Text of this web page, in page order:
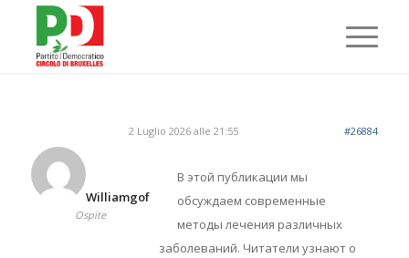
2 Luglio 2026 alle 21:55 #26884
Williamgof
Ospite
В этой публикации мы
обсуждаем современные
методы лечения различных
заболеваний. Читатели узнают о